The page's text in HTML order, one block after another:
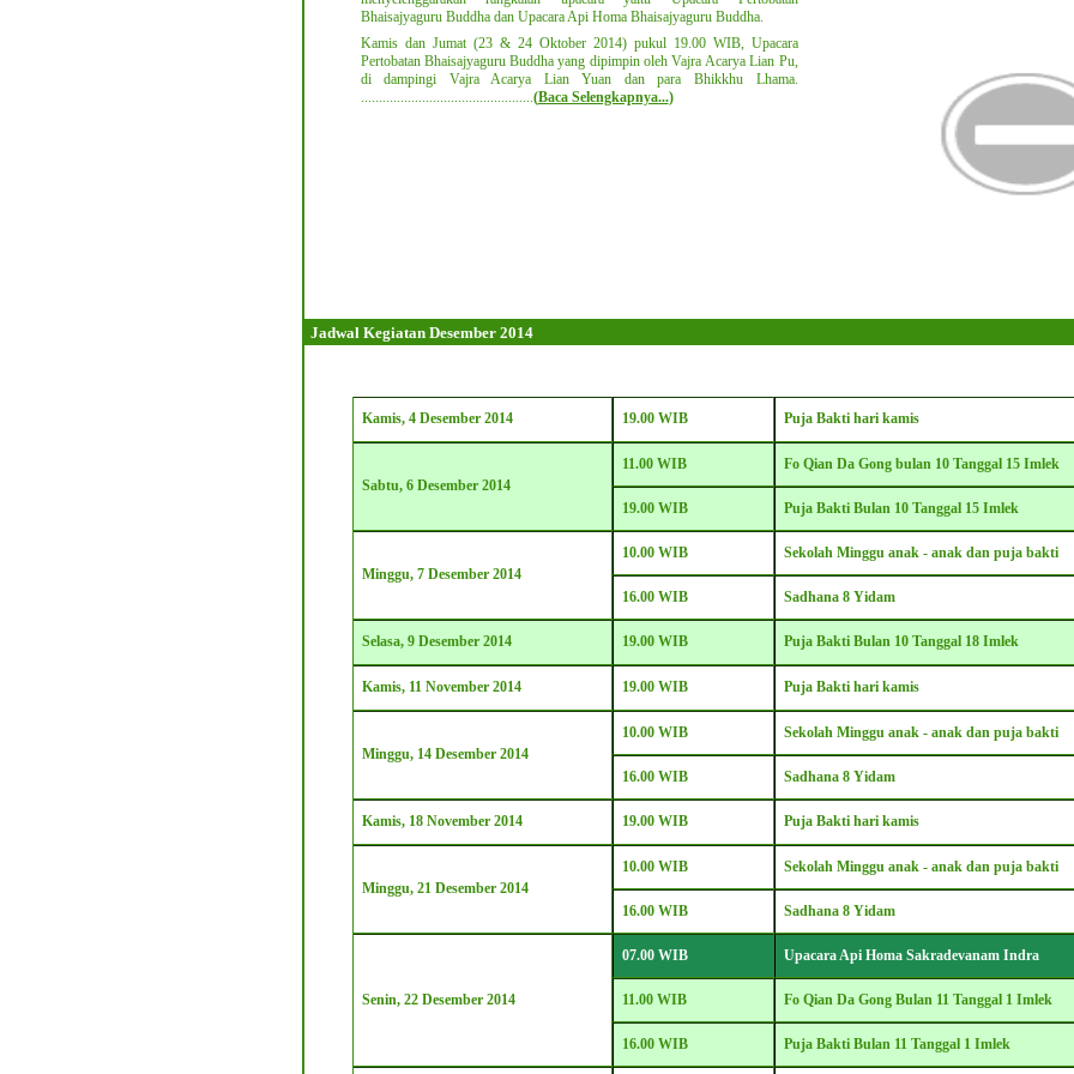
Bhaisajyaguru Buddha dan Upacara Api Homa Bhaisajyaguru Buddha.
Kamis dan Jumat (23 & 24 Oktober 2014) pukul 19.00 WIB, Upacara
Pertobatan Bhaisajyaguru Buddha yang dipimpin oleh Vajra Acarya Lian Pu,
di dampingi Vajra Acarya Lian Yuan dan para Bhikkhu Lhama.
................................................(Baca Selengkapnya...)
Jadwal Kegiatan Desember 2014
Kamis, 4 Desember 2014 19.00 WIB Puja Bakti hari kamis
Sabtu, 6 Desember 2014
11.00 WIB Fo Qian Da Gong bulan 10 Tanggal 15 Imlek
19.00 WIB Puja Bakti Bulan 10 Tanggal 15 Imlek
Minggu, 7 Desember 2014
10.00 WIB Sekolah Minggu anak - anak dan puja bakti
16.00 WIB Sadhana 8 Yidam
Selasa, 9 Desember 2014 19.00 WIB Puja Bakti Bulan 10 Tanggal 18 Imlek
Kamis, 11 November 2014 19.00 WIB Puja Bakti hari kamis
Minggu, 14 Desember 2014
10.00 WIB Sekolah Minggu anak - anak dan puja bakti
16.00 WIB Sadhana 8 Yidam
Kamis, 18 November 2014 19.00 WIB Puja Bakti hari kamis
Minggu, 21 Desember 2014
10.00 WIB Sekolah Minggu anak - anak dan puja bakti
16.00 WIB Sadhana 8 Yidam
Senin, 22 Desember 2014
07.00 WIB Upacara Api Homa Sakradevanam Indra
11.00 WIB Fo Qian Da Gong Bulan 11 Tanggal 1 Imlek
16.00 WIB Puja Bakti Bulan 11 Tanggal 1 Imlek